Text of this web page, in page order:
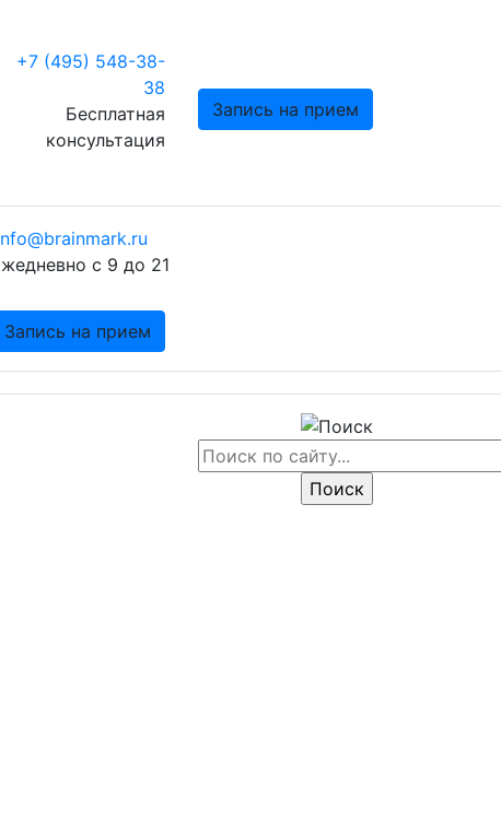
+7 (495) 548-38-
38
Бесплатная
консультация
Запись на прием
с 9 до 21
Запись на прием